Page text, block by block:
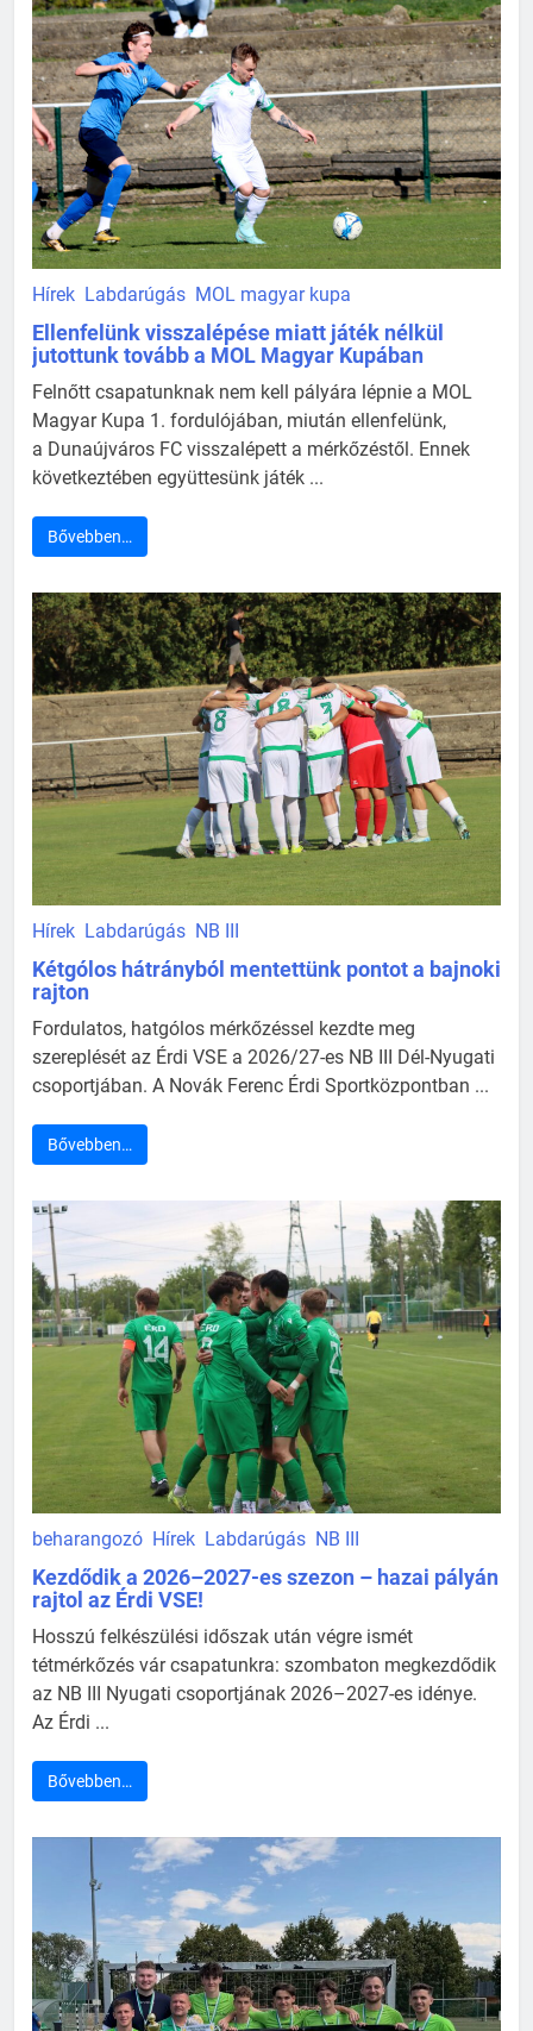
Hírek Labdarúgás MOL magyar kupa
Ellenfelünk visszalépése miatt játék nélkül
jutottunk tovább a MOL Magyar Kupában
Felnőtt csapatunknak nem kell pályára lépnie a MOL
Magyar Kupa 1. fordulójában, miután ellenfelünk,
a Dunaújváros FC visszalépett a mérkőzéstől. Ennek
következtében együttesünk játék ...
Bővebben…
Hírek Labdarúgás NB III
Kétgólos hátrányból mentettünk pontot a bajnoki
rajton
Fordulatos, hatgólos mérkőzéssel kezdte meg
szereplését az Érdi VSE a 2026/27-es NB III Dél-Nyugati
csoportjában. A Novák Ferenc Érdi Sportközpontban ...
Bővebben…
beharangozó Hírek Labdarúgás NB III
Kezdődik a 2026–2027-es szezon – hazai pályán
rajtol az Érdi VSE!
Hosszú felkészülési időszak után végre ismét
tétmérkőzés vár csapatunkra: szombaton megkezdődik
az NB III Nyugati csoportjának 2026–2027-es idénye.
Az Érdi ...
Bővebben…